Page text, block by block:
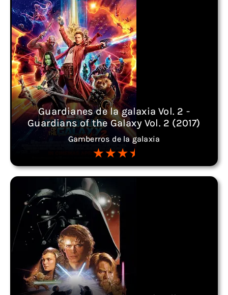
Guardianes de la galaxia Vol. 2 -
Guardians of the Galaxy Vol. 2 (2017)
Gamberros de la galaxia